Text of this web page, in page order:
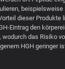
beispielsweise
dieser Produkte
Eintrag den
wodurch das Risiko
HGH geringer